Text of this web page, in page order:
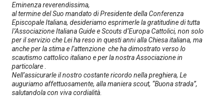
Eminenza reverendissima,
al termine del Suo mandato di Presidente della Conferenza
Episcopale Italiana, desideriamo esprimerle la gratitudine di tutta
I’Associazione Italiana Guide e Scouts d’Europa Cattolici, non solo
per il servizio che Lei ha reso in questi anni alla Chiesa italiana, ma
anche per la stima e l’attenzione che ha dimostrato verso lo
scautismo cattolico italiano e per la nostra Associazione in
particolare .
Nell’assicurarle il nostro costante ricordo nella preghiera, Le
auguriamo affettuosamente, alla maniera scout, “Buona strada”,
salutandola con viva cordialità.